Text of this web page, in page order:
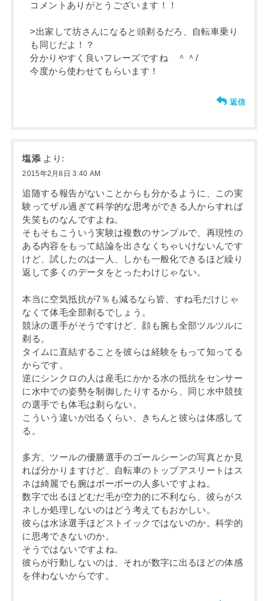
コメントありがとうございます！！
>出家して坊さんになると頭剃るだろ、自転車乗り
も同じだよ！？
分かりやすく良いフレーズですね ＾＾/
今度から使わせてもらいます！
返信
塩添 より:
2015年2月8日 3:40 AM
追随する報告がないことからも分かるように、この実
験ってザル過ぎて科学的な思考ができる人からすれば
失笑ものなんですよね。
そもそもこういう実験は複数のサンプルで、再現性の
ある内容をもって結論を出さなくちゃいけないんです
けど、試したのは一人、しかも一般化できるほど繰り
返して多くのデータをとったわけじゃない。
本当に空気抵抗が7％も減るなら皆、すね毛だけじゃ
なくて体毛全部剃るでしょう。
競泳の選手がそうですけど、顔も腕も全部ツルツルに
剃る。
タイムに直結することを彼らは経験をもって知ってる
からです。
逆にシンクロの人は産毛にかかる水の抵抗をセンサー
に水中での姿勢を制御したりするから、同じ水中競技
の選手でも体毛は剃らない。
こういう違いが出るくらい、きちんと彼らは体感して
る。
多方、ツールの優勝選手のゴールシーンの写真とか見
れば分かりますけど、自転車のトップアスリートはス
ネは綺麗でも腕はボーボーの人多いですよね。
数字で出るほどむだ毛が空力的に不利なら、彼らがス
ネしか処理しないのはどう考えてもおかしい。
彼らは水泳選手ほどストイックではないのか。科学的
に思考できないのか。
そうではないですよね。
彼らが行動しないのは、それが数字に出るほどの体感
を伴わないからです。